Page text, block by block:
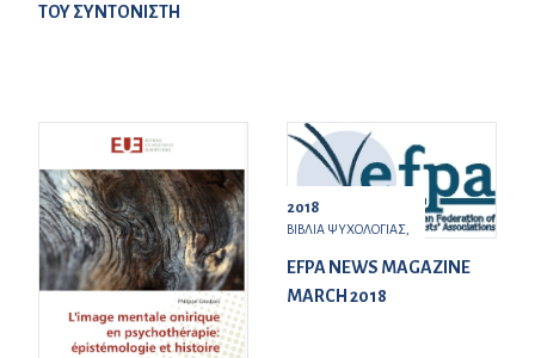
ΤΟΥ ΣΥΝΤΟΝΙΣΤΗ
2018
ΒΙΒΛΙΑ ΨΥΧΟΛΟΓΙΑΣ,
EFPA NEWS MAGAZINE
MARCH 2018